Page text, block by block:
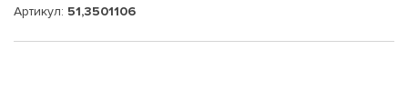
Артикул: 51,3501106